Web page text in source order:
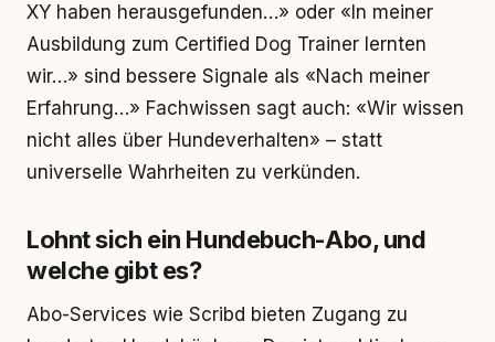
XY haben herausgefunden…» oder «In meiner
Ausbildung zum Certified Dog Trainer lernten
wir…» sind bessere Signale als «Nach meiner
Erfahrung…» Fachwissen sagt auch: «Wir wissen
nicht alles über Hundeverhalten» – statt
universelle Wahrheiten zu verkünden.
Lohnt sich ein Hundebuch-Abo, und
welche gibt es?
Abo-Services wie Scribd bieten Zugang zu